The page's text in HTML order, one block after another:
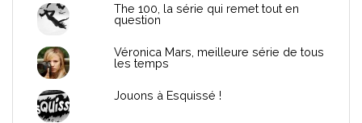
The 100, la série qui remet tout en
question
Véronica Mars, meilleure série de tous
les temps
Jouons à Esquissé !